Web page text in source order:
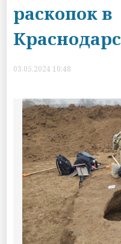
раскопок в
03.05.2024 10:48